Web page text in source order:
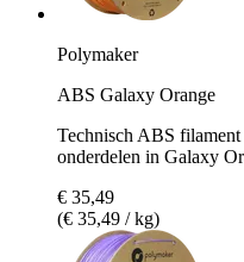
Polymaker
ABS Galaxy Orange
Technisch ABS
onderdelen in Galaxy
€ 35,49
(€ 35,49 / kg)